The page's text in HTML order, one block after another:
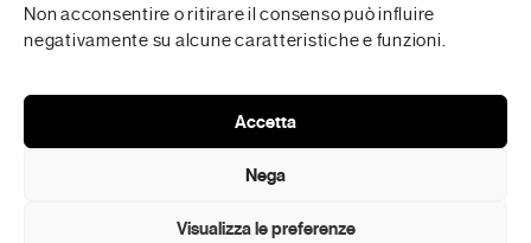
Non acconsentire o ritirare il consenso può influire
negativamente su alcune caratteristiche e funzioni.
Accetta
Nega
Visualizza le preferenze
Media Partner